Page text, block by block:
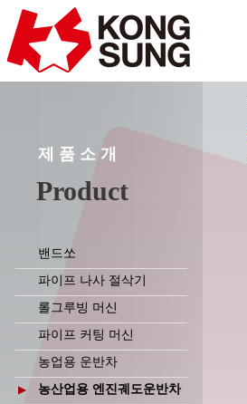
제 품 소 개
Product
밴드쏘
파이프 나사 절삭기
롤그루빙 머신
파이프 커팅 머신
농업용 운반차
▶ 농산업용 엔진궤도운반차